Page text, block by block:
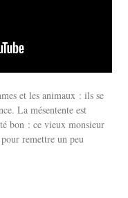
et les animaux : ils se
La mésentente est
bon : ce vieux monsieur
remettre un peu